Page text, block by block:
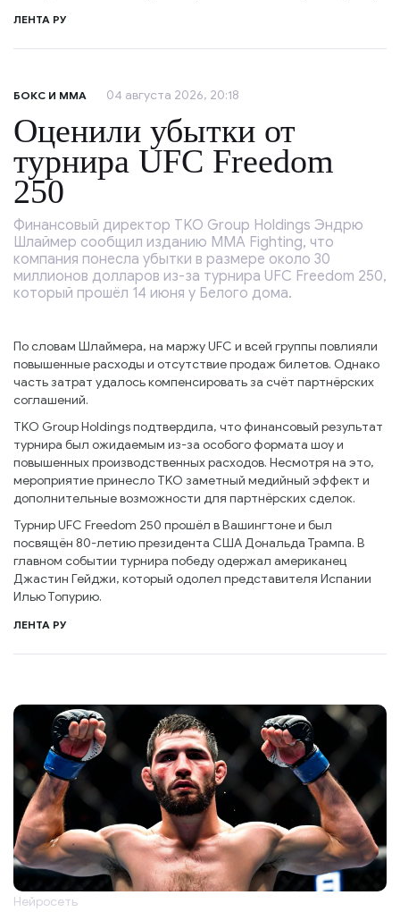
ЛЕНТА РУ
БОКС И ММА 04 августа 2026, 20:18
Оценили убытки от
турнира UFC Freedom
250
Финансовый директор TKO Group Holdings Эндрю
Шлаймер сообщил изданию MMA Fighting, что
компания понесла убытки в размере около 30
миллионов долларов из-за турнира UFC Freedom 250,
который прошёл 14 июня у Белого дома.
По словам Шлаймера, на маржу UFC и всей группы повлияли
повышенные расходы и отсутствие продаж билетов. Однако
часть затрат удалось компенсировать за счёт партнёрских
соглашений.
TKO Group Holdings подтвердила, что финансовый результат
турнира был ожидаемым из-за особого формата шоу и
повышенных производственных расходов. Несмотря на это,
мероприятие принесло TKO заметный медийный эффект и
дополнительные возможности для партнёрских сделок.
Турнир UFC Freedom 250 прошёл в Вашингтоне и был
посвящён 80-летию президента США Дональда Трампа. В
главном событии турнира победу одержал американец
Джастин Гейджи, который одолел представителя Испании
Илью Топурию.
ЛЕНТА РУ
Нейросеть